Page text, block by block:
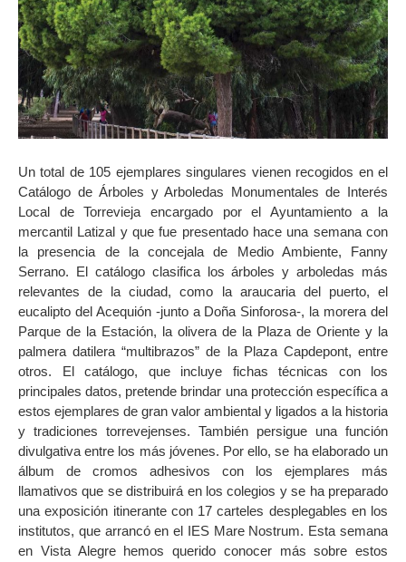
Un total de 105 ejemplares singulares vienen recogidos en el
Catálogo de Árboles y Arboledas Monumentales de Interés
Local de Torrevieja encargado por el Ayuntamiento a la
mercantil Latizal y que fue presentado hace una semana con
la presencia de la concejala de Medio Ambiente, Fanny
Serrano. El catálogo clasifica los árboles y arboledas más
relevantes de la ciudad, como la araucaria del puerto, el
eucalipto del Acequión -junto a Doña Sinforosa-, la morera del
Parque de la Estación, la olivera de la Plaza de Oriente y la
palmera datilera “multibrazos” de la Plaza Capdepont, entre
otros. El catálogo, que incluye fichas técnicas con los
principales datos, pretende brindar una protección específica a
estos ejemplares de gran valor ambiental y ligados a la historia
y tradiciones torrevejenses. También persigue una función
divulgativa entre los más jóvenes. Por ello, se ha elaborado un
álbum de cromos adhesivos con los ejemplares más
llamativos que se distribuirá en los colegios y se ha preparado
una exposición itinerante con 17 carteles desplegables en los
institutos, que arrancó en el IES Mare Nostrum. Esta semana
en Vista Alegre hemos querido conocer más sobre estos